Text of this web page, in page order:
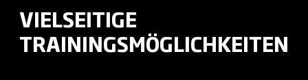
VIELSEITIGE
TRAININGSMÖGLICHKEITEN